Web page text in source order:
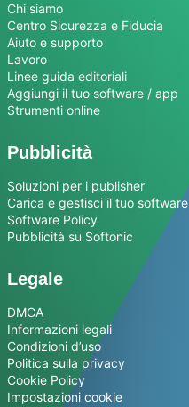
Chi siamo
Centro Sicurezza e Fiducia
Aiuto e supporto
Lavoro
Linee guida editoriali
Aggiungi il tuo software / app
Strumenti online
Pubblicità
Soluzioni per i publisher
Carica e gestisci il tuo software
Software Policy
Pubblicità su Softonic
Legale
DMCA
Informazioni legali
Condizioni d’uso
Politica sulla privacy
Cookie Policy
Impostazioni cookie